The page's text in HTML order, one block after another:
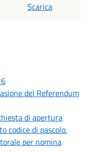
Scarica
del Referendum
di apertura
codice di pascolo.
per nomina